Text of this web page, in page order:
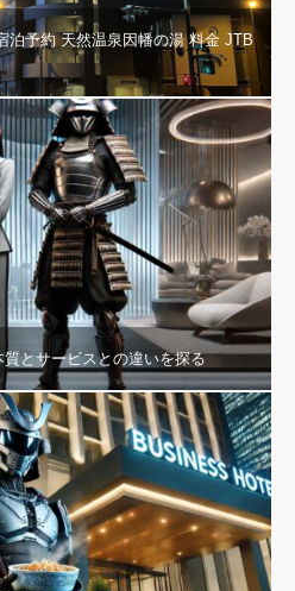
泊予約 天然温泉因幡の湯 料金 JTB
とサービスとの違いを探る